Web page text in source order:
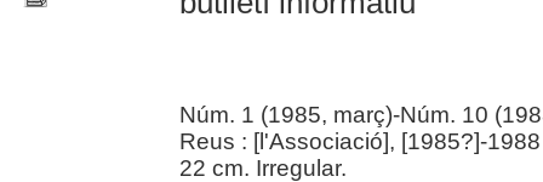
Núm. 1 (1985, març)-Núm. 10
Reus : [l'Associació], [1985?]-1988
22 cm. Irregular.